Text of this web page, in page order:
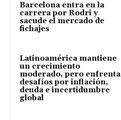
Barcelona entra en la
carrera por Rodri y
sacude el mercado de
fichajes
Latinoamérica mantiene
un crecimiento
moderado, pero enfrenta
desafíos por inflación,
deuda e incertidumbre
global